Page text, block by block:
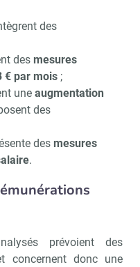
des
des mesures
€ par mois;
une augmentation
des
des mesures
.
prévoient des
concernent donc une